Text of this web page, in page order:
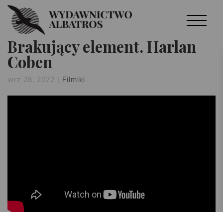
Brakujący element. Harlan
Coben
wrz 28, 2022 | Filmiki